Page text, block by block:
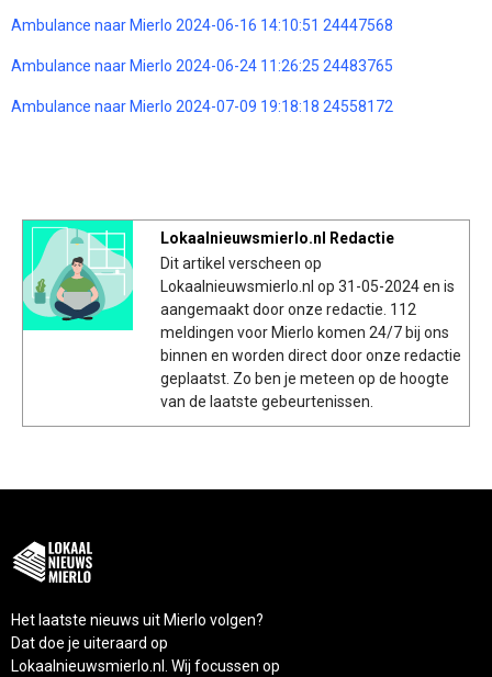
Ambulance naar Mierlo 2024-06-16 14:10:51 24447568
Ambulance naar Mierlo 2024-06-24 11:26:25 24483765
Ambulance naar Mierlo 2024-07-09 19:18:18 24558172
Lokaalnieuwsmierlo.nl Redactie
Dit artikel verscheen op
Lokaalnieuwsmierlo.nl op 31-05-2024 en is
aangemaakt door onze redactie. 112
meldingen voor Mierlo komen 24/7 bij ons
binnen en worden direct door onze redactie
geplaatst. Zo ben je meteen op de hoogte
van de laatste gebeurtenissen.
Het laatste nieuws uit Mierlo volgen?
Dat doe je uiteraard op
Lokaalnieuwsmierlo.nl. Wij focussen op